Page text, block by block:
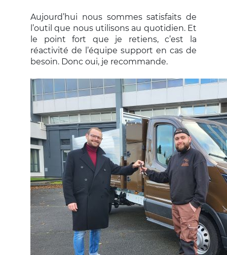
Aujourd’hui nous sommes satisfaits de
l’outil que nous utilisons au quotidien. Et
le point fort que je retiens, c’est la
réactivité de l’équipe support en cas de
besoin. Donc oui, je recommande.